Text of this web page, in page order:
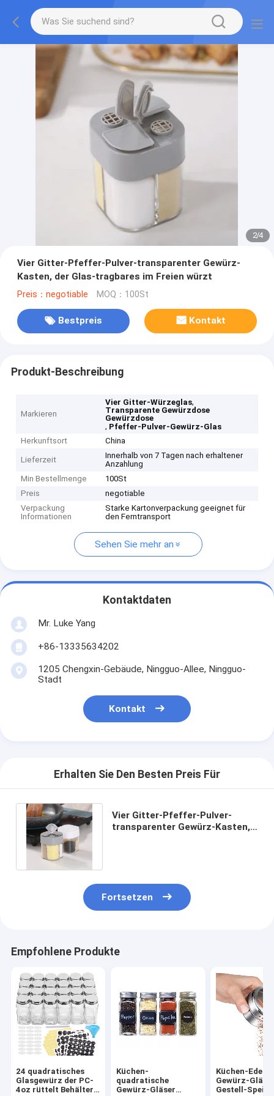
2/4
Vier Gitter-Pfeffer-Pulver-transparenter Gewürz-
Kasten, der Glas-tragbares im Freien würzt
Preis：negotiable MOQ：100St
Bestpreis Kontakt
Produkt-Beschreibung
Markieren
Vier Gitter-Würzeglas,
Transparente Gewürzdose
Gewürzdose
, Pfeffer-Pulver-Gewürz-Glas
Herkunftsort
China
Lieferzeit
Innerhalb von 7 Tagen nach erhaltener
Anzahlung
Min Bestellmenge
100St
Preis
negotiable
Verpackung
Informationen
Starke Kartonverpackung geeignet für
den Ferntransport
Sehen Sie mehr an
Kontaktdaten
Mr. Luke Yang
+86-13335634202
1205 Chengxin-Gebäude, Ningguo-Allee, Ningguo-
Stadt
Kontakt
Erhalten Sie Den Besten Preis Für
Vier Gitter-Pfeffer-Pulver-
transparenter Gewürz-Kasten,
Fortsetzen
Empfohlene Produkte
24 quadratisches
Glasgewürz der PC-
4oz rüttelt Behälter
Küchen-
quadratische
Gewürz-Gläser
Küchen-
Gewürz-
Gestell-